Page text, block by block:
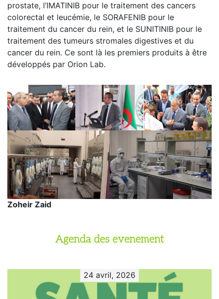
prostate, l’IMATINIB pour le traitement des cancers
colorectal et leucémie, le SORAFENIB pour le
traitement du cancer du rein, et le SUNITINIB pour le
traitement des tumeurs stromales digestives et du
cancer du rein. Ce sont là les premiers produits à être
développés par Orion Lab.
Zoheir Zaid
Agenda des evenement
24 avril, 2026